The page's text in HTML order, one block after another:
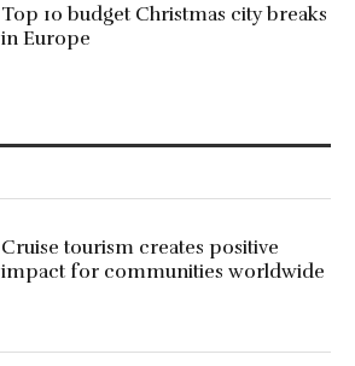
Top 10 budget Christmas city breaks
in Europe
Cruise tourism creates positive
impact for communities worldwide